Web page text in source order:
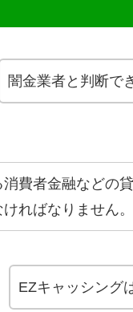
闇金業者と判断で
費者金融などの
ればなりません。
EZキャッシング